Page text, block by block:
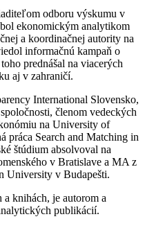
odboru výskumu v
ekonomickým analytikom
a koordinačnej autority na
informačnú kampaň o
prednášal na viacerých
aj v zahraničí.
International Slovensko,
členom vedeckých
na University of
práca Search and Matching in
štúdium absolvoval na
v Bratislave a MA z
University v Budapešti.
knihách, je autorom a
publikácií.